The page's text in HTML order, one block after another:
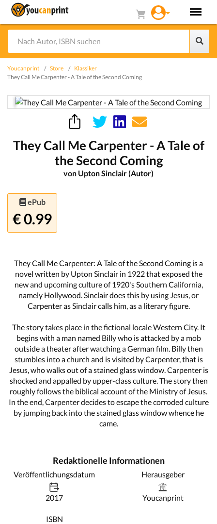
Youcanprint Store
Klassiker
They Call Me Carpenter - A Tale of the Second Coming
They Call Me Carpenter - A Tale of
the Second Coming
von Upton Sinclair (Autor)
ePub
€ 0.99
They Call Me Carpenter: A Tale of the Second Coming is a
novel written by Upton Sinclair in 1922 that exposed the
new and upcoming culture of 1920's Southern California,
namely Hollywood. Sinclair does this by using Jesus, or
Carpenter as Sinclair calls him, as a literary figure.
The story takes place in the fictional locale Western City. It
begins with a man named Billy who is attacked by a mob
outside a theater after watching a German film. Billy then
stumbles into a church and is visited by Carpenter, that is
Jesus, who walks out of a stained glass window. Carpenter is
shocked and appalled by upper-class culture. The story then
roughly follows the biblical account of the Ministry of Jesus.
In the end, Carpenter decides to escape the corroded culture
by jumping back into the stained glass window whence he
came.
Redaktionelle Informationen
Veröffentlichungsdatum
2017
Herausgeber
Youcanprint
ISBN